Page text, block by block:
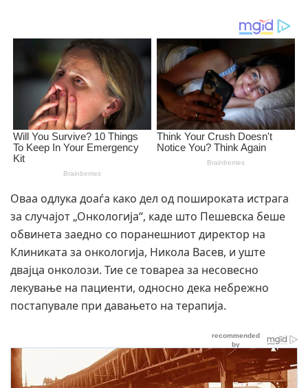
Оваа одлука доаѓа како дел од пошироката истрага
за случајот „Онкологија“, каде што Пешевска беше
обвинета заедно со поранешниот директор на
Клиниката за онкологија, Никола Васев, и уште
двајца онколози. Тие се товареа за несовесно
лекување на пациенти, односно дека небрежно
постапувале при давањето на терапија.